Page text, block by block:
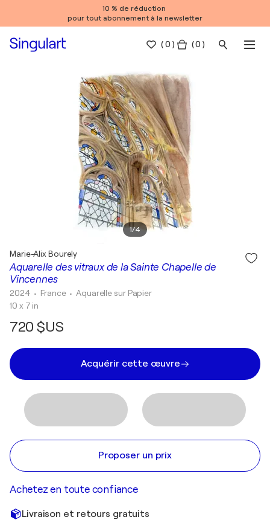
10 % de réduction
pour tout abonnement à la newsletter
(0 ) ( 0 )
1/4
Aquarelle des vitraux de la Sainte Chapelle de
Vincennes
Marie-Alix Bourely
2024 • France •Aquarelle sur Papier
10 x 7 in
720 $US
Acquérir cette œuvre
Proposer un prix
Achetez en toute confiance
Livraison et retours gratuits